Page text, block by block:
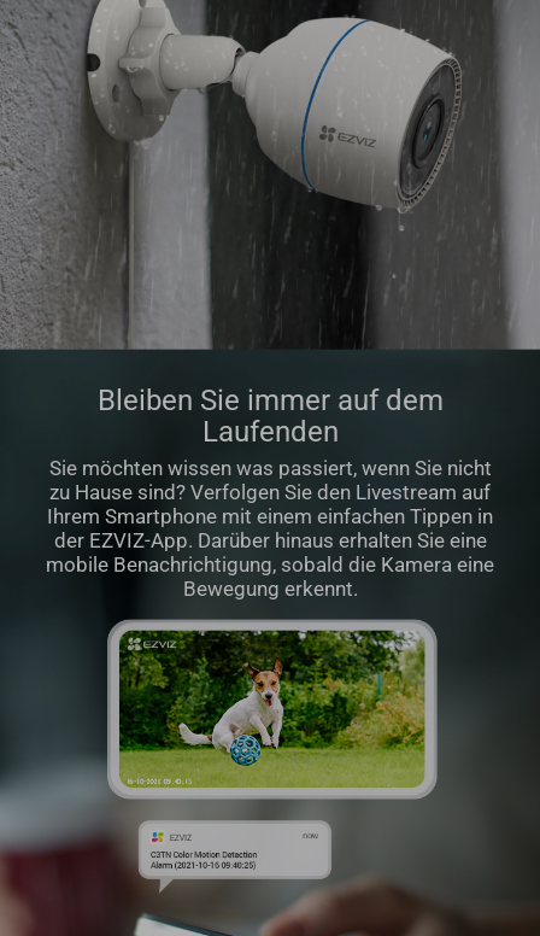
Bleiben Sie immer auf dem
Laufenden
Sie möchten wissen was passiert, wenn Sie nicht
zu Hause sind? Verfolgen Sie den Livestream auf
Ihrem Smartphone mit einem einfachen Tippen in
der EZVIZ-App. Darüber hinaus erhalten Sie eine
mobile Benachrichtigung, sobald die Kamera eine
Bewegung erkennt.